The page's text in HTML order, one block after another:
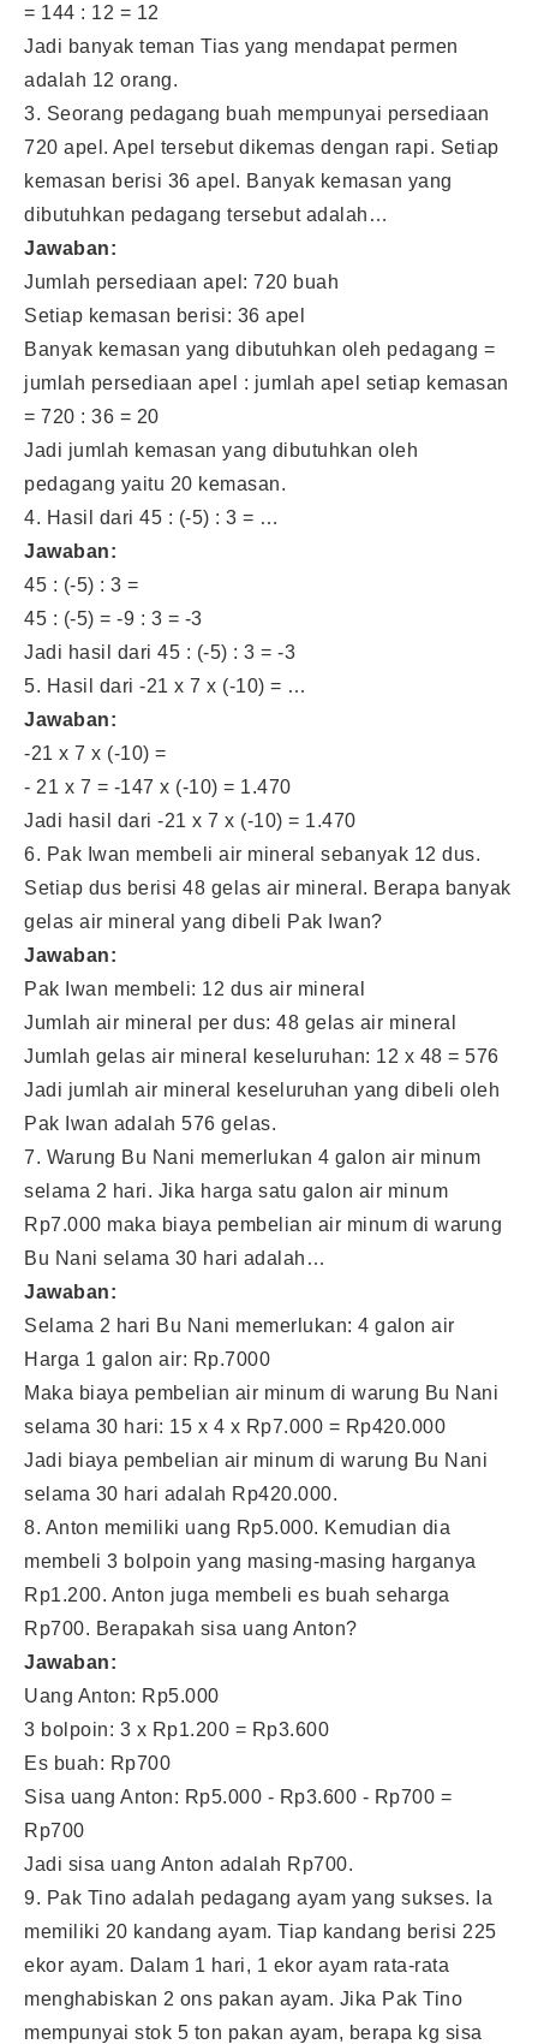
= 144 : 12 = 12
Jadi banyak teman Tias yang mendapat permen
adalah 12 orang.
3. Seorang pedagang buah mempunyai persediaan
720 apel. Apel tersebut dikemas dengan rapi. Setiap
kemasan berisi 36 apel. Banyak kemasan yang
dibutuhkan pedagang tersebut adalah…
Jawaban:
Jumlah persediaan apel: 720 buah
Setiap kemasan berisi: 36 apel
Banyak kemasan yang dibutuhkan oleh pedagang =
jumlah persediaan apel : jumlah apel setiap kemasan
= 720 : 36 = 20
Jadi jumlah kemasan yang dibutuhkan oleh
pedagang yaitu 20 kemasan.
4. Hasil dari 45 : (-5) : 3 = …
Jawaban:
45 : (-5) : 3 =
45 : (-5) = -9 : 3 = -3
Jadi hasil dari 45 : (-5) : 3 = -3
5. Hasil dari -21 x 7 x (-10) = …
Jawaban:
-21 x 7 x (-10) =
- 21 x 7 = -147 x (-10) = 1.470
Jadi hasil dari -21 x 7 x (-10) = 1.470
6. Pak Iwan membeli air mineral sebanyak 12 dus.
Setiap dus berisi 48 gelas air mineral. Berapa banyak
gelas air mineral yang dibeli Pak Iwan?
Jawaban:
Pak Iwan membeli: 12 dus air mineral
Jumlah air mineral per dus: 48 gelas air mineral
Jumlah gelas air mineral keseluruhan: 12 x 48 = 576
Jadi jumlah air mineral keseluruhan yang dibeli oleh
Pak Iwan adalah 576 gelas.
7. Warung Bu Nani memerlukan 4 galon air minum
selama 2 hari. Jika harga satu galon air minum
Rp7.000 maka biaya pembelian air minum di warung
Bu Nani selama 30 hari adalah…
Jawaban:
Selama 2 hari Bu Nani memerlukan: 4 galon air
Harga 1 galon air: Rp.7000
Maka biaya pembelian air minum di warung Bu Nani
selama 30 hari: 15 x 4 x Rp7.000 = Rp420.000
Jadi biaya pembelian air minum di warung Bu Nani
selama 30 hari adalah Rp420.000.
8. Anton memiliki uang Rp5.000. Kemudian dia
membeli 3 bolpoin yang masing-masing harganya
Rp1.200. Anton juga membeli es buah seharga
Rp700. Berapakah sisa uang Anton?
Jawaban:
Uang Anton: Rp5.000
3 bolpoin: 3 x Rp1.200 = Rp3.600
Es buah: Rp700
Sisa uang Anton: Rp5.000 - Rp3.600 - Rp700 =
Rp700
Jadi sisa uang Anton adalah Rp700.
9. Pak Tino adalah pedagang ayam yang sukses. Ia
memiliki 20 kandang ayam. Tiap kandang berisi 225
ekor ayam. Dalam 1 hari, 1 ekor ayam rata-rata
menghabiskan 2 ons pakan ayam. Jika Pak Tino
mempunyai stok 5 ton pakan ayam, berapa kg sisa